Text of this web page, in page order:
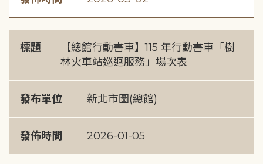
標題
【總館行動書車】115 年行動書車「樹
林火車站巡迴服務」場次表
發布單位 新北市圖(總館)
發佈時間 2026-01-05